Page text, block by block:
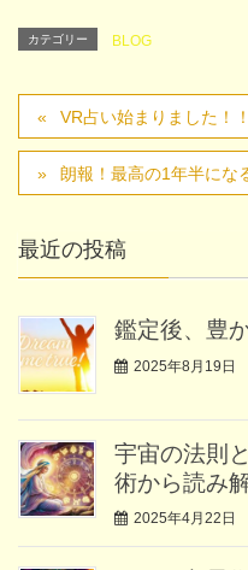
カテゴリー BLOG
VR占い始まりました！
朗報！最高の1年半にな
最近の投稿
鑑定後、豊
2025年8月19日
宇宙の法則
術から読み
2025年4月22日